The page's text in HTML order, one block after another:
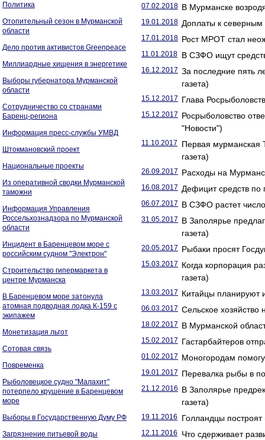
Политика
Отопительный сезон в Мурманской
области
Дело против активистов Greenpeace
Миллиардные хищения в энергетике
Выборы губернатора Мурманской
области
Сотрудничество со странами
Баренц-региона
Информация пресс-службы УМВД
Штокмановский проект
Национальные проекты
Из оперативной сводки Мурманской
таможни
Информация Управления
Россельхознадзора по Мурманской
области
Инцидент в Баренцевом море с
российским судном "Электрон"
Строительство гипермаркета в
центре Мурманска
В Баренцевом море затонула
атомная подводная лодка К-159 с
экипажем
Монетизация льгот
Сотовая связь
Повременка
Рыболовецкое судно "Малахит"
потерпело крушение в Баренцевом
море
Выборы в Государственную Думу РФ
Загрязнение питьевой воды
07.02.2018 В Мурманске
19.01.2018 Доплаты к северным
17.01.2018 Рост МРОТ стал
11.01.2018 В СЗФО ищут
16.12.2017 За последние пять
газета)
15.12.2017 Глава
15.12.2017 Росрыболовство
"Новости")
11.10.2017
Первая мурманская
газета)
26.09.2017 Расходы на
16.08.2017 Дефицит средств
06.07.2017 В СЗФО растет число
31.05.2017 В Заполярье
газета)
20.05.2017 Рыбаки просят
15.03.2017 Когда корпорация
газета)
13.03.2017 Китайцы планируют
06.03.2017 Сельское хозяйство
18.02.2017 В Мурманской
15.02.2017 Гастарбайтеров
01.02.2017 Моногородам
19.01.2017 Перевалка рыбы в
21.12.2016 В Заполярье
газета)
19.11.2016 Голландцы
12.11.2016 Что сдерживает